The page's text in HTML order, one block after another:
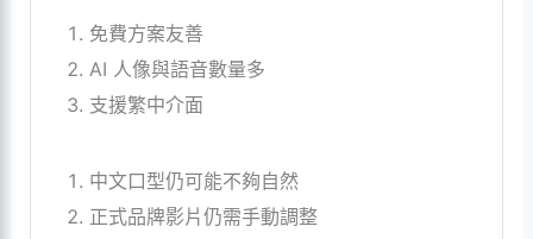
免費方案友善
AI 人像與語音數量多
支援繁中介面
中文口型仍可能不夠自然
正式品牌影片仍需手動調整